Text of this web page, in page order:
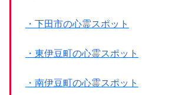
・下田市の心霊スポット
・東伊豆町の心霊スポット
・南伊豆町の心霊スポット